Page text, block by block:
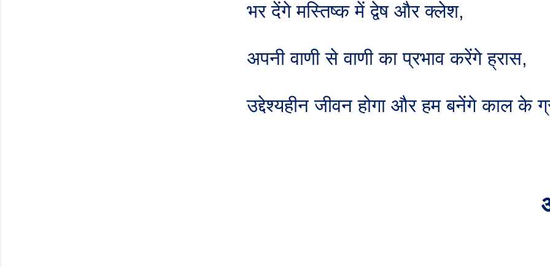
भर देंगे मस्तिष्क में द्वेष और क्लेश,
अपनी वाणी से वाणी का प्रभाव करेंगे ह्रास,
उद्देश्यहीन जीवन होगा और हम बनेंगे काल के